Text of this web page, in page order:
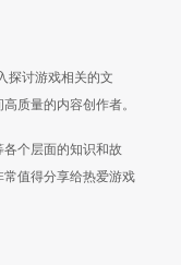
探讨游戏相关的文
质量的内容创作者。
个层面的知识和故
值得分享给热爱游戏